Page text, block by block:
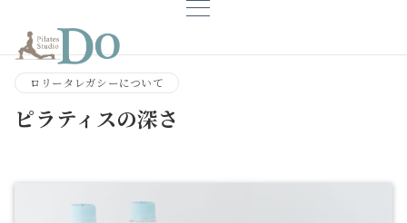
ロリータレガシーについて
ピラティスの深さ